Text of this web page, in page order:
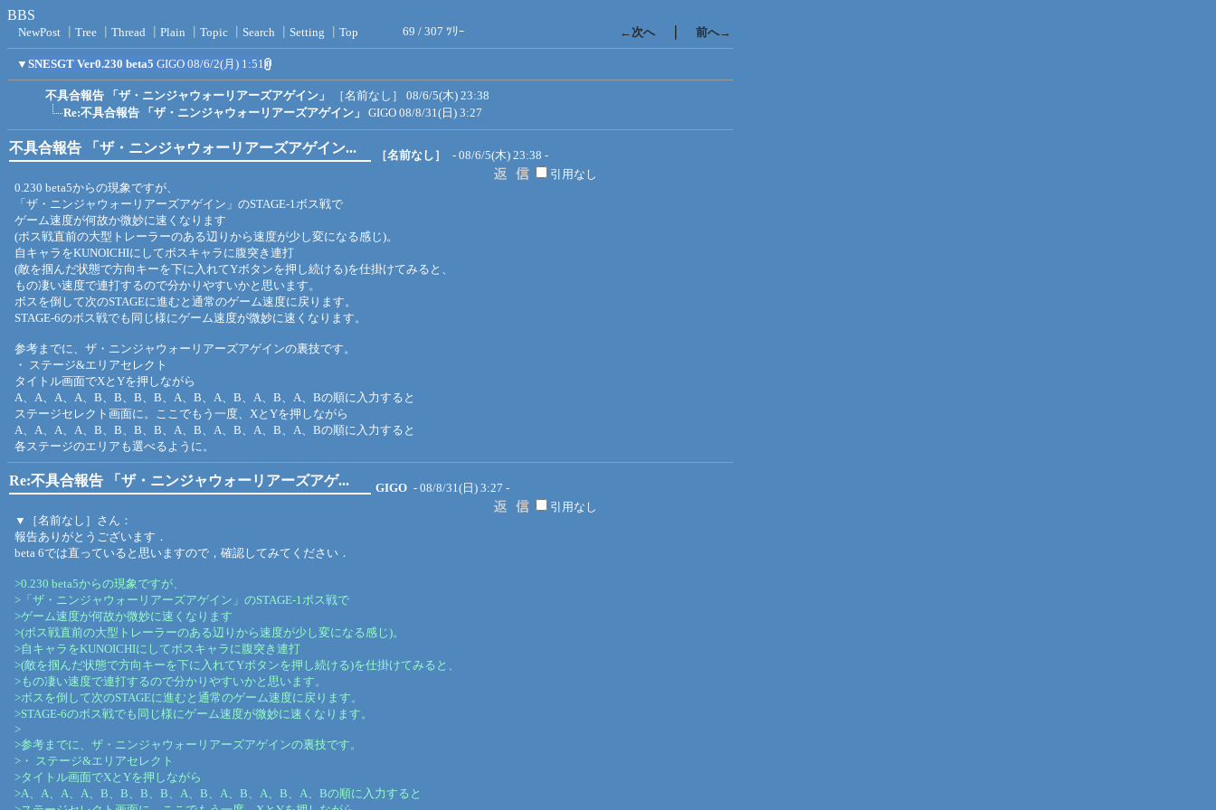
BBS
NewPost Tree Thread Plain Topic Search Setting Top 69 / 307 ﾂﾘｰ ←次へ｜ 前へ→
▼ SNESGT Ver0.230 beta5 GIGO 08/6/2(月) 1:51
不具合報告 「ザ・ニンジャウォーリアーズアゲイン」 ［名前なし］
08/6/5(木) 23:38
Re:不具合報告 「ザ・ニンジャウォーリアーズアゲイン」
GIGO 08/8/31(日) 3:27
不具合報告 「ザ・ニンジャウォーリアーズアゲイン... ［名前なし］ - 08/6/5(木) 23:38 -
0.230 beta5からの現象ですが、
「ザ・ニンジャウォーリアーズアゲイン」のSTAGE-1ボス戦で
ゲーム速度が何故か微妙に速くなります
(ボス戦直前の大型トレーラーのある辺りから速度が少し変になる感じ)。
自キャラをKUNOICHIにしてボスキャラに腹突き連打
(敵を掴んだ状態で方向キーを下に入れてYボタンを押し続ける)を仕掛けてみると、
もの凄い速度で連打するので分かりやすいかと思います。
ボスを倒して次のSTAGEに進むと通常のゲーム速度に戻ります。
STAGE-6のボス戦でも同じ様にゲーム速度が微妙に速くなります。
参考までに、ザ・ニンジャウォーリアーズアゲインの裏技です。
・ ステージ&エリアセレクト
タイトル画面でXとYを押しながら
A、A、A、A、B、B、B、B、A、B、A、B、A、B、A、Bの順に入力すると
ステージセレクト画面に。ここでもう一度、XとYを押しながら
A、A、A、A、B、B、B、B、A、B、A、B、A、B、A、Bの順に入力すると
各ステージのエリアも選べるように。
引用なし
Re:不具合報告 「ザ・ニンジャウォーリアーズアゲ... GIGO - 08/8/31(日) 3:27 -
▼［名前なし］さん：
報告ありがとうございます．
beta 6では直っていると思いますので，確認してみてください．
>0.230 beta5からの現象ですが、
>「ザ・ニンジャウォーリアーズアゲイン」のSTAGE-1ボス戦で
>ゲーム速度が何故か微妙に速くなります
>(ボス戦直前の大型トレーラーのある辺りから速度が少し変になる感じ)。
>自キャラをKUNOICHIにしてボスキャラに腹突き連打
>(敵を掴んだ状態で方向キーを下に入れてYボタンを押し続ける)を仕掛けてみると、
>もの凄い速度で連打するので分かりやすいかと思います。
>ボスを倒して次のSTAGEに進むと通常のゲーム速度に戻ります。
>STAGE-6のボス戦でも同じ様にゲーム速度が微妙に速くなります。
>
>参考までに、ザ・ニンジャウォーリアーズアゲインの裏技です。
>・ ステージ&エリアセレクト
>タイトル画面でXとYを押しながら
>A、A、A、A、B、B、B、B、A、B、A、B、A、B、A、Bの順に入力すると
引用なし